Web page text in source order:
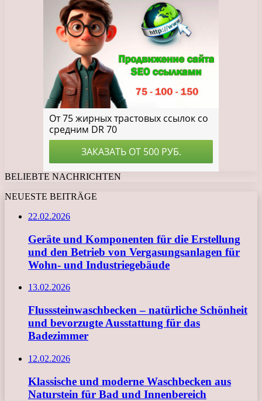
BELIEBTE NACHRICHTEN
NEUESTE BEITRÄGE
22.02.2026
Geräte und Komponenten für die Erstellung
und den Betrieb von Vergasungsanlagen für
Wohn- und Industriegebäude
13.02.2026
Flusssteinwaschbecken – natürliche Schönheit
und bevorzugte Ausstattung für das
Badezimmer
12.02.2026
Klassische und moderne Waschbecken aus
Naturstein für Bad und Innenbereich